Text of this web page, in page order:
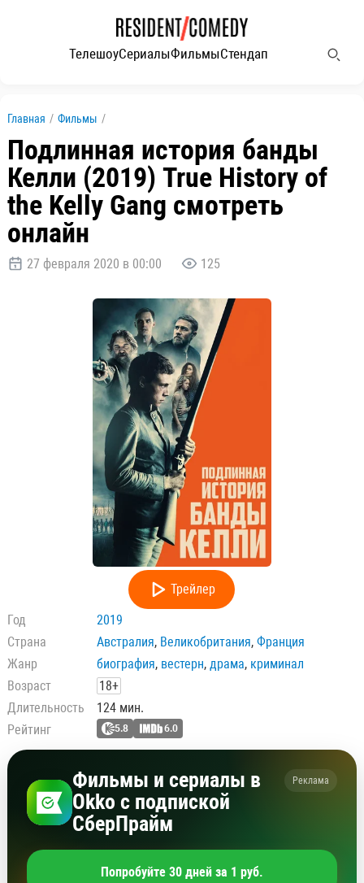
ТелешоуСериалыФильмыСтендап
Главная / Фильмы /
Подлинная история банды
Келли (2019) True History of
the Kelly Gang смотреть
онлайн
27 февраля 2020 в 00:00 125
Трейлер
Год
2019
Страна
Австралия, Великобритания, Франция
Жанр
биография, вестерн, драма, криминал
Возраст
18+
Длительность
124 мин.
Рейтинг
5.8 6.0
Фильмы и сериалы в
Okko с подпиской
СберПрайм
Реклама
Попробуйте 30 дней за 1 руб.